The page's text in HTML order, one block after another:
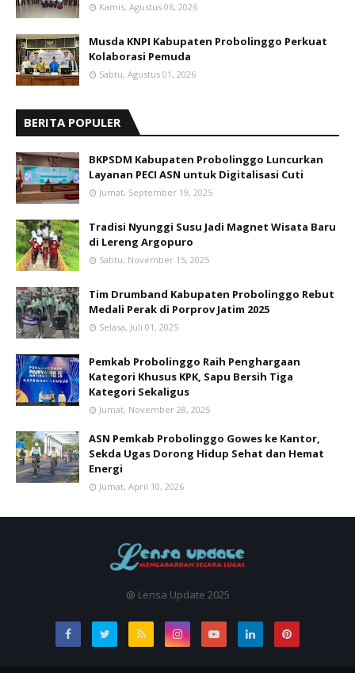
Kamis, Agustus 06, 2026
Musda KNPI Kabupaten Probolinggo Perkuat
Kolaborasi Pemuda
Sabtu, Agustus 01, 2026
BERITA POPULER
BKPSDM Kabupaten Probolinggo Luncurkan
Layanan PECI ASN untuk Digitalisasi Cuti
Jumat, September 19, 2025
Tradisi Nyunggi Susu Jadi Magnet Wisata Baru
di Lereng Argopuro
Sabtu, November 15, 2025
Tim Drumband Kabupaten Probolinggo Rebut
Medali Perak di Porprov Jatim 2025
Selasa, Juli 01, 2025
Pemkab Probolinggo Raih Penghargaan
Kategori Khusus KPK, Sapu Bersih Tiga
Kategori Sekaligus
Jumat, November 28, 2025
ASN Pemkab Probolinggo Gowes ke Kantor,
Sekda Ugas Dorong Hidup Sehat dan Hemat
Energi
Jumat, April 10, 2026
@ Lensa Update 2025